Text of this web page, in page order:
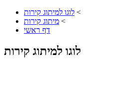
לוגו למיתוג קירות <
מיתוג קירות <
דף ראשי
לוגו למיתוג קירות